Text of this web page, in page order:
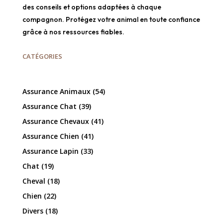
des conseils et options adaptées à chaque
compagnon. Protégez votre animal en toute confiance
grâce à nos ressources fiables.
CATÉGORIES
Assurance Animaux(54)
Assurance Chat (39)
Assurance Chevaux(41)
Assurance Chien (41)
Assurance Lapin (33)
Chat (19)
Cheval (18)
Chien (22)
Divers(18)